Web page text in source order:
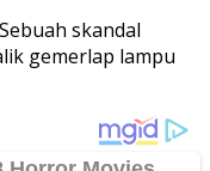
skandal
gemerlap lampu